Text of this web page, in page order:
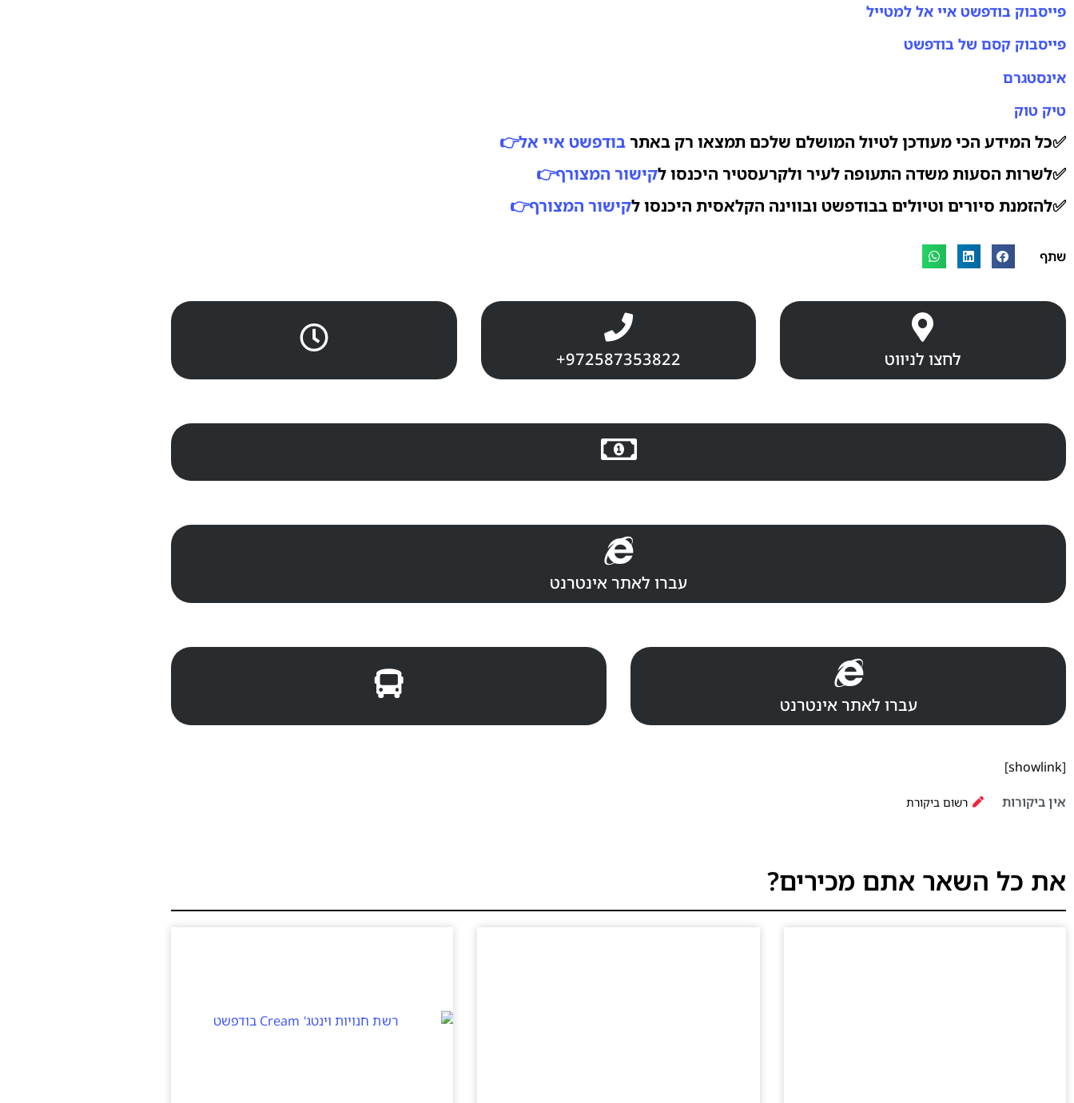
פייסבוק בודפשט איי אל למטייל
פייסבוק קסם של בודפשט
אינסטגרם
טיק טוק
✅כל המידע הכי מעודכן לטיול המושלם שלכם תמצאו רק באתרבודפשט איי אל👉
✅לשרות הסעות משדה התעופה לעיר ולקרעסטיר היכנסו לקישור המצורף👉
✅להזמנת סיורים וטיולים בבודפשט ובווינה הקלאסית היכנסו לקישור המצורף👉
שתף
לחצו לניווט +972587353822
עברו לאתר אינטרנט
עברו לאתר אינטרנט
[showlink]
אין ביקורות רשום ביקורת
את כל השאר אתם מכירים?